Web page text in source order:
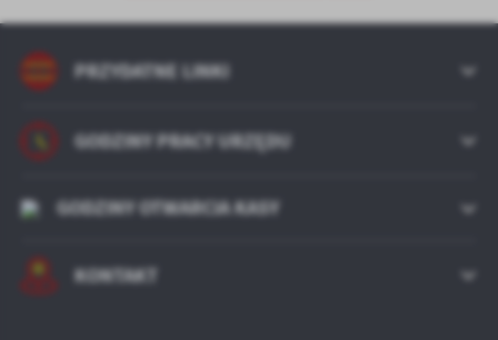
PRZYDATNE LINKI
GODZINY PRACY URZĘDU
GODZINY OTWARCIA KASY
KONTAKT